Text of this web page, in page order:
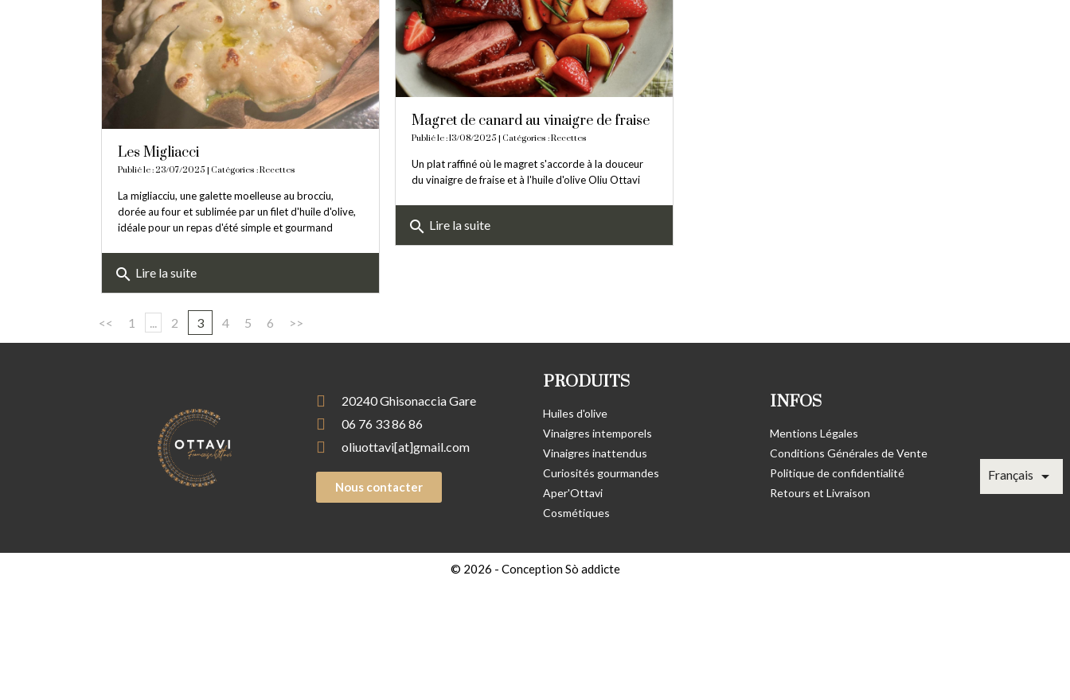
Français 
Magret de canard au vinaigre de fraise
Publié le : 13/08/2025 | Catégories :Recettes
Un plat raffiné où le magret s'accorde à la douceur
du vinaigre de fraise et à l'huile d'olive Oliu Ottavi
search Lire la suite
Les Migliacci
Publié le : 23/07/2025 | Catégories :Recettes
La migliacciu, une galette moelleuse au brocciu,
dorée au four et sublimée par un filet d'huile d'olive,
idéale pour un repas d'été simple et gourmand
search Lire la suite
<< 1 ... 2 3 4 5 6 >>
20240 Ghisonaccia Gare
06 76 33 86 86
oliuottavi[at]gmail.com
Nous contacter
PRODUITS
Huiles d'olive
Vinaigres intemporels
Vinaigres inattendus
Curiosités gourmandes
Aper'Ottavi
Cosmétiques
INFOS
Mentions Légales
Conditions Générales de Vente
Politique de confidentialité
Retours et Livraison
© 2026 - Conception Sò addicte